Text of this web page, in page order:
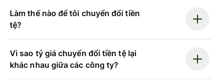
Làm thế nào để tôi chuyển đổi tiền
tệ?
Vì sao tỷ giá chuyển đổi tiền tệ lại
khác nhau giữa các công ty?